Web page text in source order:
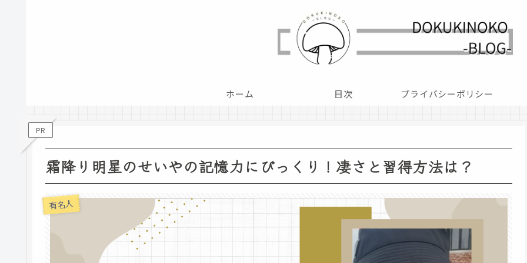
ホーム 目次 プライバシーポリシー
PR
霜降り明星のせいやの記憶力にびっくり！凄さと習得方法は？
有名人